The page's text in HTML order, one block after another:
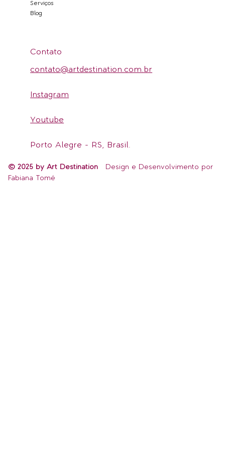
Serviços
Blog
Contato
contato@artdestination.com.br
Instagram
Youtube
Porto Alegre - RS, Brasil.
© 2025 by Art Destination Design e Desenvolvimento por
Fabiana Tomé